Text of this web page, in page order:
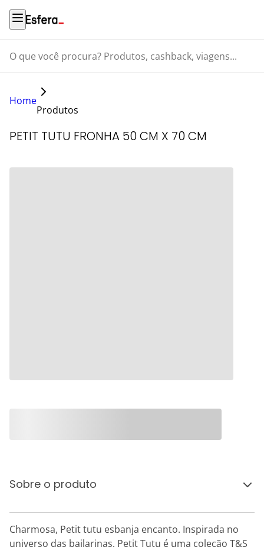
O que você procura? Produtos, cashback, viagens...
Home
Produtos
PETIT TUTU FRONHA 50 CM X 70 CM
Sobre o produto
Charmosa, Petit tutu esbanja encanto. Inspirada no
universo das bailarinas, Petit Tutu é uma coleção T&S